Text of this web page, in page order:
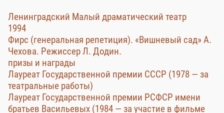
Ленинградский Малый драматический театр
1994
Фирс (генеральная репетиция). «Вишневый сад» А.
Чехова. Режиссер Л. Додин.
призы и награды
Лауреат Государственной премии СССР (1978 — за
театральные работы)
Лауреат Государственной премии РСФСР имени
братьев Васильевых (1984 — за участие в фильме